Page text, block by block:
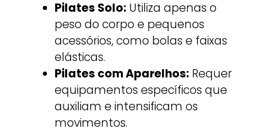
Pilates Solo:Utiliza apenas o
peso do corpo e pequenos
acessórios, como bolas e faixas
elásticas.
Pilates com Aparelhos:Requer
equipamentos específicos que
auxiliam e intensificam os
movimentos.